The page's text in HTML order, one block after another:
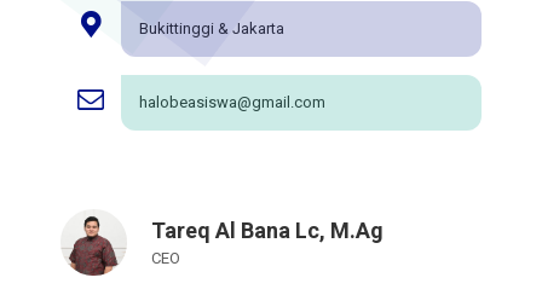
Bukittinggi & Jakarta
halobeasiswa@gmail.com
Tareq Al Bana Lc, M.Ag
CEO